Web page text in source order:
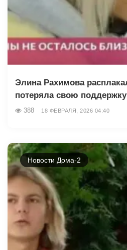
Элина Рахимова
потеряла свою
388 18 ФЕВРАЛЯ, 2026 04:40
Новости Дома-2